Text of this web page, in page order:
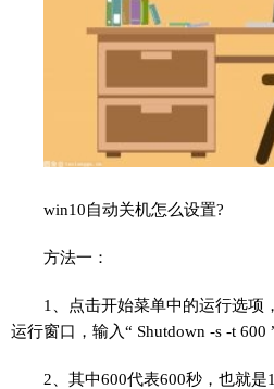
win10自动关机怎么设置?
方法一：
1、点击开始菜单中的运行选项
运行窗口，输入“ Shutdown -s -t 600
2、其中600代表600秒，也就